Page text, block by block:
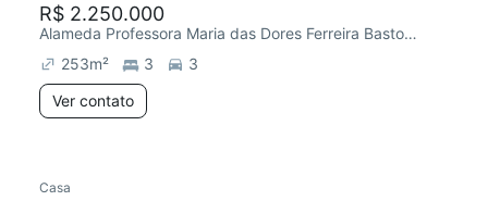
R$ 2.250.000
Alameda Professora Maria das Dores Ferreira Bastos, Jardim Barcelona
253m² 3
3
Ver contato
Casa